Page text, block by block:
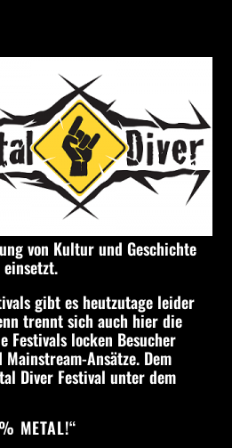
Facebook
Pinterest
Whatsapp
von Kultur und Geschichte
gibt es heutzutage leider
trennt sich auch hier die
Festivals locken Besucher
Ansätze. Dem
Diver Festival unter dem
METAL!“